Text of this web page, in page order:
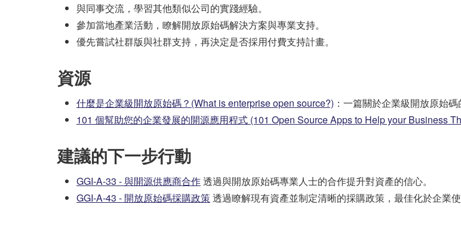
與同事交流，學習其他類似公司的實踐經驗。
參加當地產業活動，瞭解開放原始碼解決方案與專業支持。
優先嘗試社群版與社群支持，再決定是否採用付費支持計畫。
資源
什麼是企業級開放原始碼？(What is enterprise open source?) ：一篇關於企業級開放原始碼
101 個幫助您的企業發展的開源應用程式 (101 Open Source Apps to Help your Business
建議的下一步行動
GGI-A-33 - 與開源供應商合作透過與開放原始碼專業人士的合作提升對資產的信心。
GGI-A-43 - 開放原始碼採購政策透過瞭解現有資產並制定清晰的採購政策，最佳化於企業使